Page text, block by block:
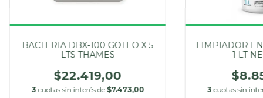
BACTERIA DBX-100 GOTEO X 5
LTS THAMES
$22.419,00
3 cuotas sin interés de $7.473,00
LIMPIADOR
1 LT
3 cuotas sin